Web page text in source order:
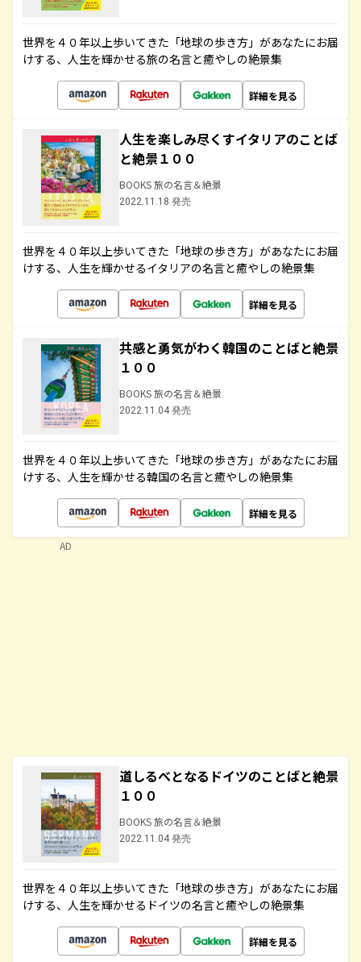
世界を４０年以上歩いてきた「地球の歩き方」があなたにお届
けする、人生を輝かせる旅の名言と癒やしの絶景集
詳細を見る
人生を楽しみ尽くすイタリアのことば
と絶景１００
BOOKS 旅の名言＆絶景
2022.11.18 発売
世界を４０年以上歩いてきた「地球の歩き方」があなたにお届
けする、人生を輝かせるイタリアの名言と癒やしの絶景集
詳細を見る
共感と勇気がわく韓国のことばと絶景
１００
BOOKS 旅の名言＆絶景
2022.11.04 発売
世界を４０年以上歩いてきた「地球の歩き方」があなたにお届
けする、人生を輝かせる韓国の名言と癒やしの絶景集
詳細を見る
道しるべとなるドイツのことばと絶景
１００
BOOKS 旅の名言＆絶景
2022.11.04 発売
世界を４０年以上歩いてきた「地球の歩き方」があなたにお届
けする、人生を輝かせるドイツの名言と癒やしの絶景集
詳細を見る
AD